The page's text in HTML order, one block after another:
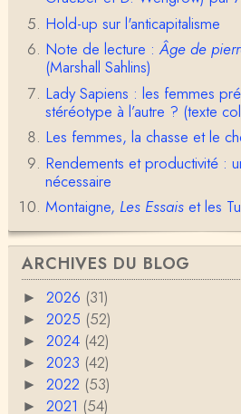
Christophe Darmangeat
Déjà, je ne vois pas
moins que la peau ! ;-
Damian
Merci de cet excellent
oute une faute de frappe
H…
Pierre
Bonjour,En fin de
uses de l'apparition de la
Christophe Darmangeat
En deux mots : vos
our la plupart d'entre
RV
Le concept de genre est
si l’on met de coté les
c…
Anonymous
Hold-up sur l'anticapitalisme
Note de lecture :Âge de
(Marshall Sahlins)
Lady Sapiens : les femmes
stéréotype à l’autre ? (texte
Les femmes, la chasse et le
Rendements et productivité :
nécessaire
Montaigne, Les Essaiset les
ARCHIVES DU BLOG
► 2026 (31)
► 2025 (52)
► 2024 (42)
► 2023 (42)
► 2022 (53)
► 2021 (54)